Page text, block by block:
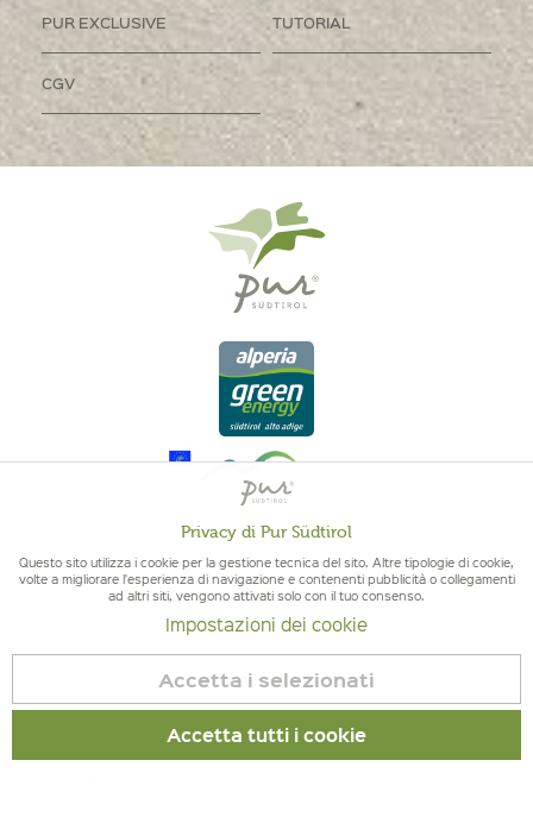
PUR EXCLUSIVE TUTORIAL
CGV
QUALITÀ DELL'ALTO ADIGE - ORIGINE ALTOATESINA E QUALITÁ
CONTROLLATA
Tracciamento
Non
Privacy di Pur Südtirol
Questo sito utilizza i cookie per la gestione tecnica del sito. Altre tipologie di cookie,
volte a migliorare l'esperienza di navigazione e contenenti pubblicità o collegamenti
ad altri siti, vengono attivati solo con il tuo consenso.
Impostazioni dei cookie
Accetta i selezionati
Accetta tutti i cookie